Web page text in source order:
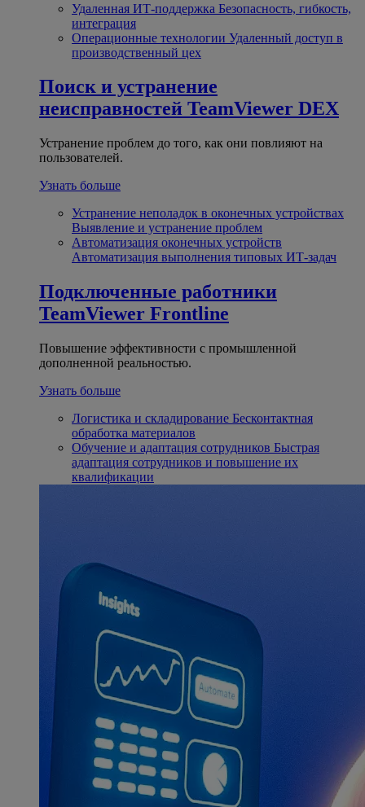
Удаленная ИТ-поддержка Безопасность, гибкость,
интеграция
Операционные технологии Удаленный доступ в
производственный цех
Поиск и устранение
неисправностей TeamViewer DEX
Устранение проблем до того, как они повлияют на
пользователей.
Узнать больше
Устранение неполадок в оконечных устройствах
Выявление и устранение проблем
Автоматизация оконечных устройств
Автоматизация выполнения типовых ИТ-задач
Подключенные работники
TeamViewer Frontline
Повышение эффективности с промышленной
дополненной реальностью.
Узнать больше
Логистика и складирование Бесконтактная
обработка материалов
Обучение и адаптация сотрудников Быстрая
адаптация сотрудников и повышение их
квалификации